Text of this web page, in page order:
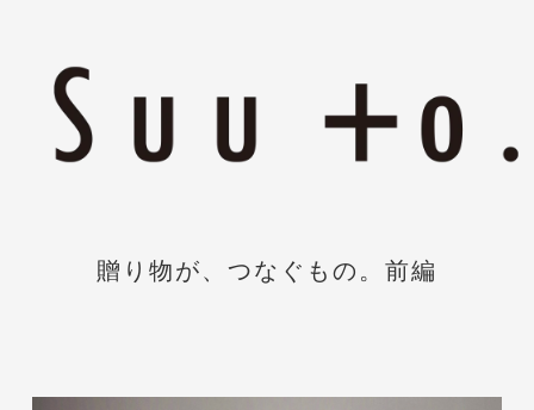
贈り物が、つなぐもの。前編